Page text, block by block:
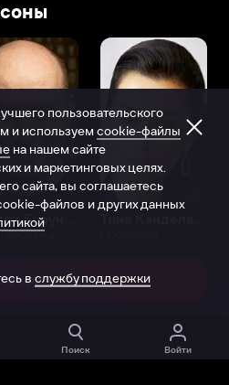
дубляжа
в приложении
Поиск Войти
пользовательского
и используем cookie-файлы
на нашем сайте
и маркетинговых целях.
сайта, вы соглашаетесь
файлов и других данных
в службу поддержки